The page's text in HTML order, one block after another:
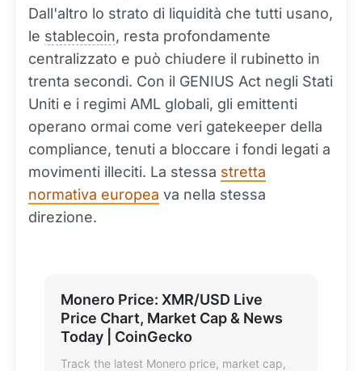
Dall'altro lo strato di liquidità che tutti usano,
le stablecoin, resta profondamente
centralizzato e può chiudere il rubinetto in
trenta secondi. Con il GENIUS Act negli Stati
Uniti e i regimi AML globali, gli emittenti
operano ormai come veri gatekeeper della
compliance, tenuti a bloccare i fondi legati a
movimenti illeciti. La stessa stretta
normativa europea va nella stessa
direzione.
Monero Price: XMR/USD Live
Price Chart, Market Cap & News
Today | CoinGecko
Track the latest Monero price, market cap,